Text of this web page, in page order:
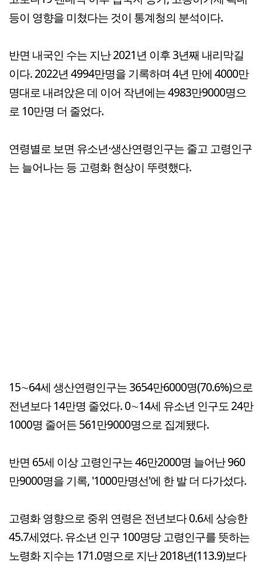
등이 영향을 미쳤다는 것이 통계청의 분석이다.
반면 내국인 수는 지난 2021년 이후 3년째 내리막길
이다. 2022년 4994만명을 기록하며 4년 만에 4000만
명대로 내려앉은 데 이어 작년에는 4983만9000명으
로 10만명 더 줄었다.
연령별로 보면 유소년·생산연령인구는 줄고 고령인구
는 늘어나는 등 고령화 현상이 뚜렷했다.
15∼64세 생산연령인구는 3654만6000명(70.6%)으로
전년보다 14만명 줄었다. 0∼14세 유소년 인구도 24만
1000명 줄어든 561만9000명으로 집계됐다.
반면 65세 이상 고령인구는 46만2000명 늘어난 960
만9000명을 기록, '1000만명선'에 한 발 더 다가섰다.
고령화 영향으로 중위 연령은 전년보다 0.6세 상승한
45.7세였다. 유소년 인구 100명당 고령인구를 뜻하는
노령화 지수는 171.0명으로 지난 2018년(113.9)보다